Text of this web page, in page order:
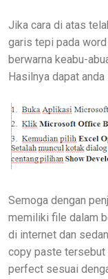
Jika cara di atas
garis tepi pada
berwarna keabu-
Hasilnya dapat
Semoga dengan
memiliki file dalam
di internet dan
copy paste tersebut
perfect sesuai